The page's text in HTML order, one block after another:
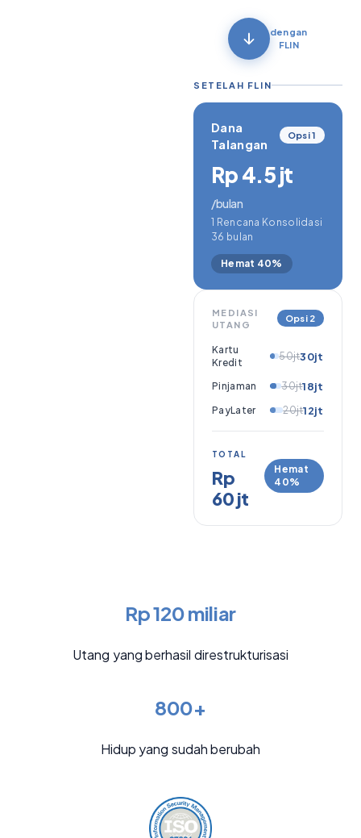
dengan
FLIN
SETELAH FLIN
Dana
Talangan
Opsi 1
Rp 4.5 jt
/bulan
1 Rencana Konsolidasi
36 bulan
Hemat 40%
MEDIASI
UTANG
Opsi 2
Kartu
Kredit
50jt30jt
Pinjaman 30jt18jt
PayLater 20jt12jt
TOTAL
Rp
60 jt
Hemat
40%
Rp 120 miliar
Utang yang berhasil direstrukturisasi
800+
Hidup yang sudah berubah